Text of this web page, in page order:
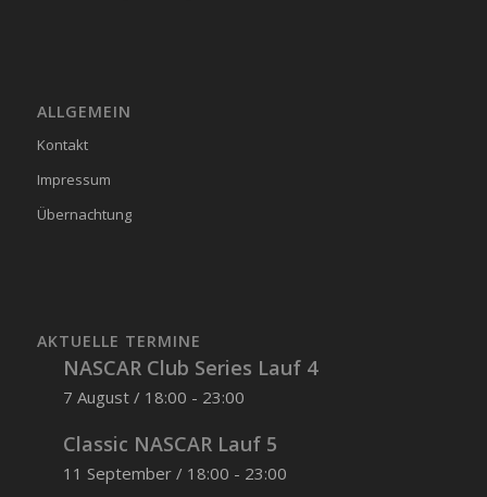
ALLGEMEIN
Kontakt
Impressum
Übernachtung
AKTUELLE TERMINE
NASCAR Club Series Lauf 4
7 August / 18:00 - 23:00
Classic NASCAR Lauf 5
11 September / 18:00 - 23:00